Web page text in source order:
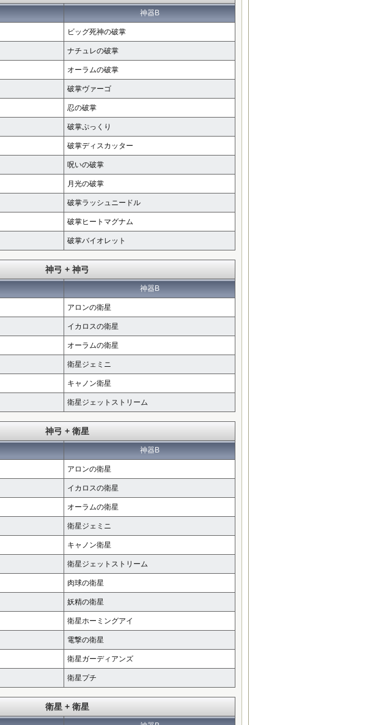
神器B
ビッグ死神の破掌
ナチュレの破掌
オーラムの破掌
破掌ヴァーゴ
忍の破掌
破掌ぷっくり
破掌ディスカッター
呪いの破掌
月光の破掌
破掌ラッシュニードル
破掌ヒートマグナム
破掌バイオレット
神弓 + 神弓
神器B
アロンの衛星
イカロスの衛星
オーラムの衛星
衛星ジェミニ
キャノン衛星
衛星ジェットストリーム
神弓 + 衛星
神器B
アロンの衛星
イカロスの衛星
オーラムの衛星
衛星ジェミニ
キャノン衛星
衛星ジェットストリーム
肉球の衛星
妖精の衛星
衛星ホーミングアイ
電撃の衛星
衛星ガーディアンズ
衛星プチ
衛星 + 衛星